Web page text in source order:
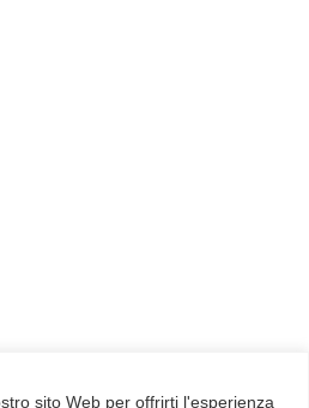
sito Web per offrirti l'esperienza